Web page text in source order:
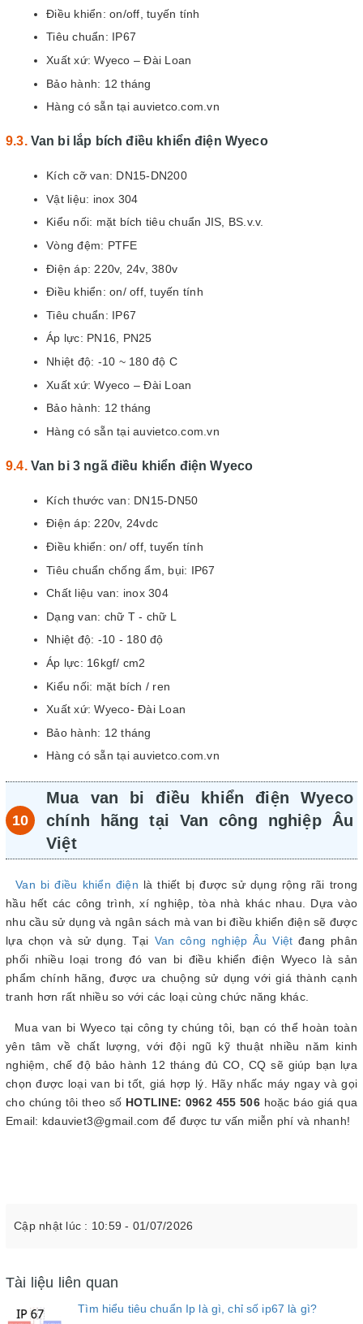
Điều khiển: on/off, tuyến tính
Tiêu chuẩn: IP67
Xuất xứ: Wyeco – Đài Loan
Bảo hành: 12 tháng
Hàng có sẵn tại auvietco.com.vn
Van bi lắp bích điều khiển điện Wyeco
Kích cỡ van: DN15-DN200
Vật liệu: inox 304
Kiểu nối: mặt bích tiêu chuẩn JIS, BS.v.v.
Vòng đệm: PTFE
Điện áp: 220v, 24v, 380v
Điều khiển: on/ off, tuyến tính
Tiêu chuẩn: IP67
Áp lực: PN16, PN25
Nhiệt độ: -10 ~ 180 độ C
Xuất xứ: Wyeco – Đài Loan
Bảo hành: 12 tháng
Hàng có sẵn tại auvietco.com.vn
Van bi 3 ngã điều khiển điện Wyeco
Kích thước van: DN15-DN50
Điện áp: 220v, 24vdc
Điều khiển: on/ off, tuyến tính
Tiêu chuẩn chống ẩm, bụi: IP67
Chất liệu van: inox 304
Dạng van: chữ T - chữ L
Nhiệt độ: -10 - 180 độ
Áp lực: 16kgf/ cm2
Kiểu nối: mặt bích / ren
Xuất xứ: Wyeco- Đài Loan
Bảo hành: 12 tháng
Hàng có sẵn tại auvietco.com.vn
Mua van bi điều khiển điện Wyeco
chính hãng tại Van công nghiệp Âu
Việt
Van bi điều khiển điện là thiết bị được sử dụng rộng rãi trong
hầu hết các công trình, xí nghiệp, tòa nhà khác nhau. Dựa vào
nhu cầu sử dụng và ngân sách mà van bi điều khiển điện sẽ được
lựa chọn và sử dụng. Tại Van công nghiệp Âu Việt đang phân
phối nhiều loại trong đó van bi điều khiển điện Wyeco là sản
phẩm chính hãng, được ưa chuộng sử dụng với giá thành cạnh
tranh hơn rất nhiều so với các loại cùng chức năng khác.
Mua van bi Wyeco tại công ty chúng tôi, bạn có thể hoàn toàn
yên tâm về chất lượng, với đội ngũ kỹ thuật nhiều năm kinh
nghiệm, chế độ bảo hành 12 tháng đủ CO, CQ sẽ giúp bạn lựa
chọn được loại van bi tốt, giá hợp lý. Hãy nhấc máy ngay và gọi
cho chúng tôi theo số HOTLINE: 0962 455 506hoặc báo giá qua
Email: kdauviet3@gmail.com để được tư vấn miễn phí và nhanh!
Cập nhật lúc : 10:59 - 01/07/2026
Tài liệu liên quan
Tìm hiểu tiêu chuẩn Ip là gì, chỉ số ip67 là gì?